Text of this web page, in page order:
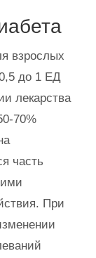
взрослых
до 1 ЕД
лекарства
70%
часть
При